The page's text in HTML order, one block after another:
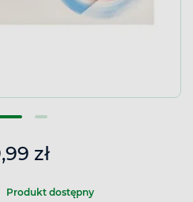
zł
Produkt dostępny